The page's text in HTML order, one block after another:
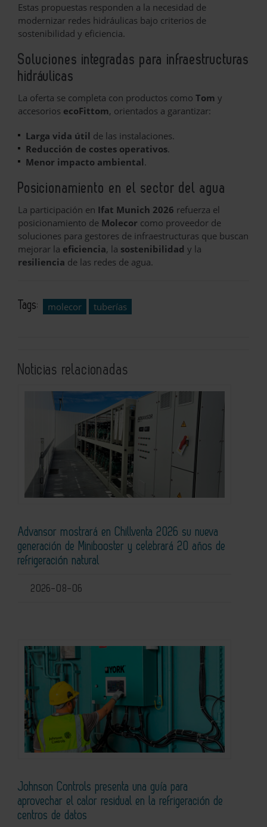
Estas propuestas responden a la necesidad de
modernizar redes hidráulicas bajo criterios de
sostenibilidad y eficiencia.
Soluciones integradas para infraestructuras
hidráulicas
La oferta se completa con productos como Tom y
accesorios ecoFittom, orientados a garantizar:
Larga vida útil de las instalaciones.
Reducción de costes operativos.
Menor impacto ambiental.
Posicionamiento en el sector del agua
La participación en Ifat Munich 2026 refuerza el
posicionamiento de Molecor como proveedor de
soluciones para gestores de infraestructuras que buscan
mejorar la eficiencia, la sostenibilidad y la
resiliencia de las redes de agua.
Tags: molecor tuberías
Noticias relacionadas
Advansor mostrará en Chillventa 2026 su nueva
generación de Minibooster y celebrará 20 años de
refrigeración natural
2026-08-06
Johnson Controls presenta una guía para
aprovechar el calor residual en la refrigeración de
centros de datos